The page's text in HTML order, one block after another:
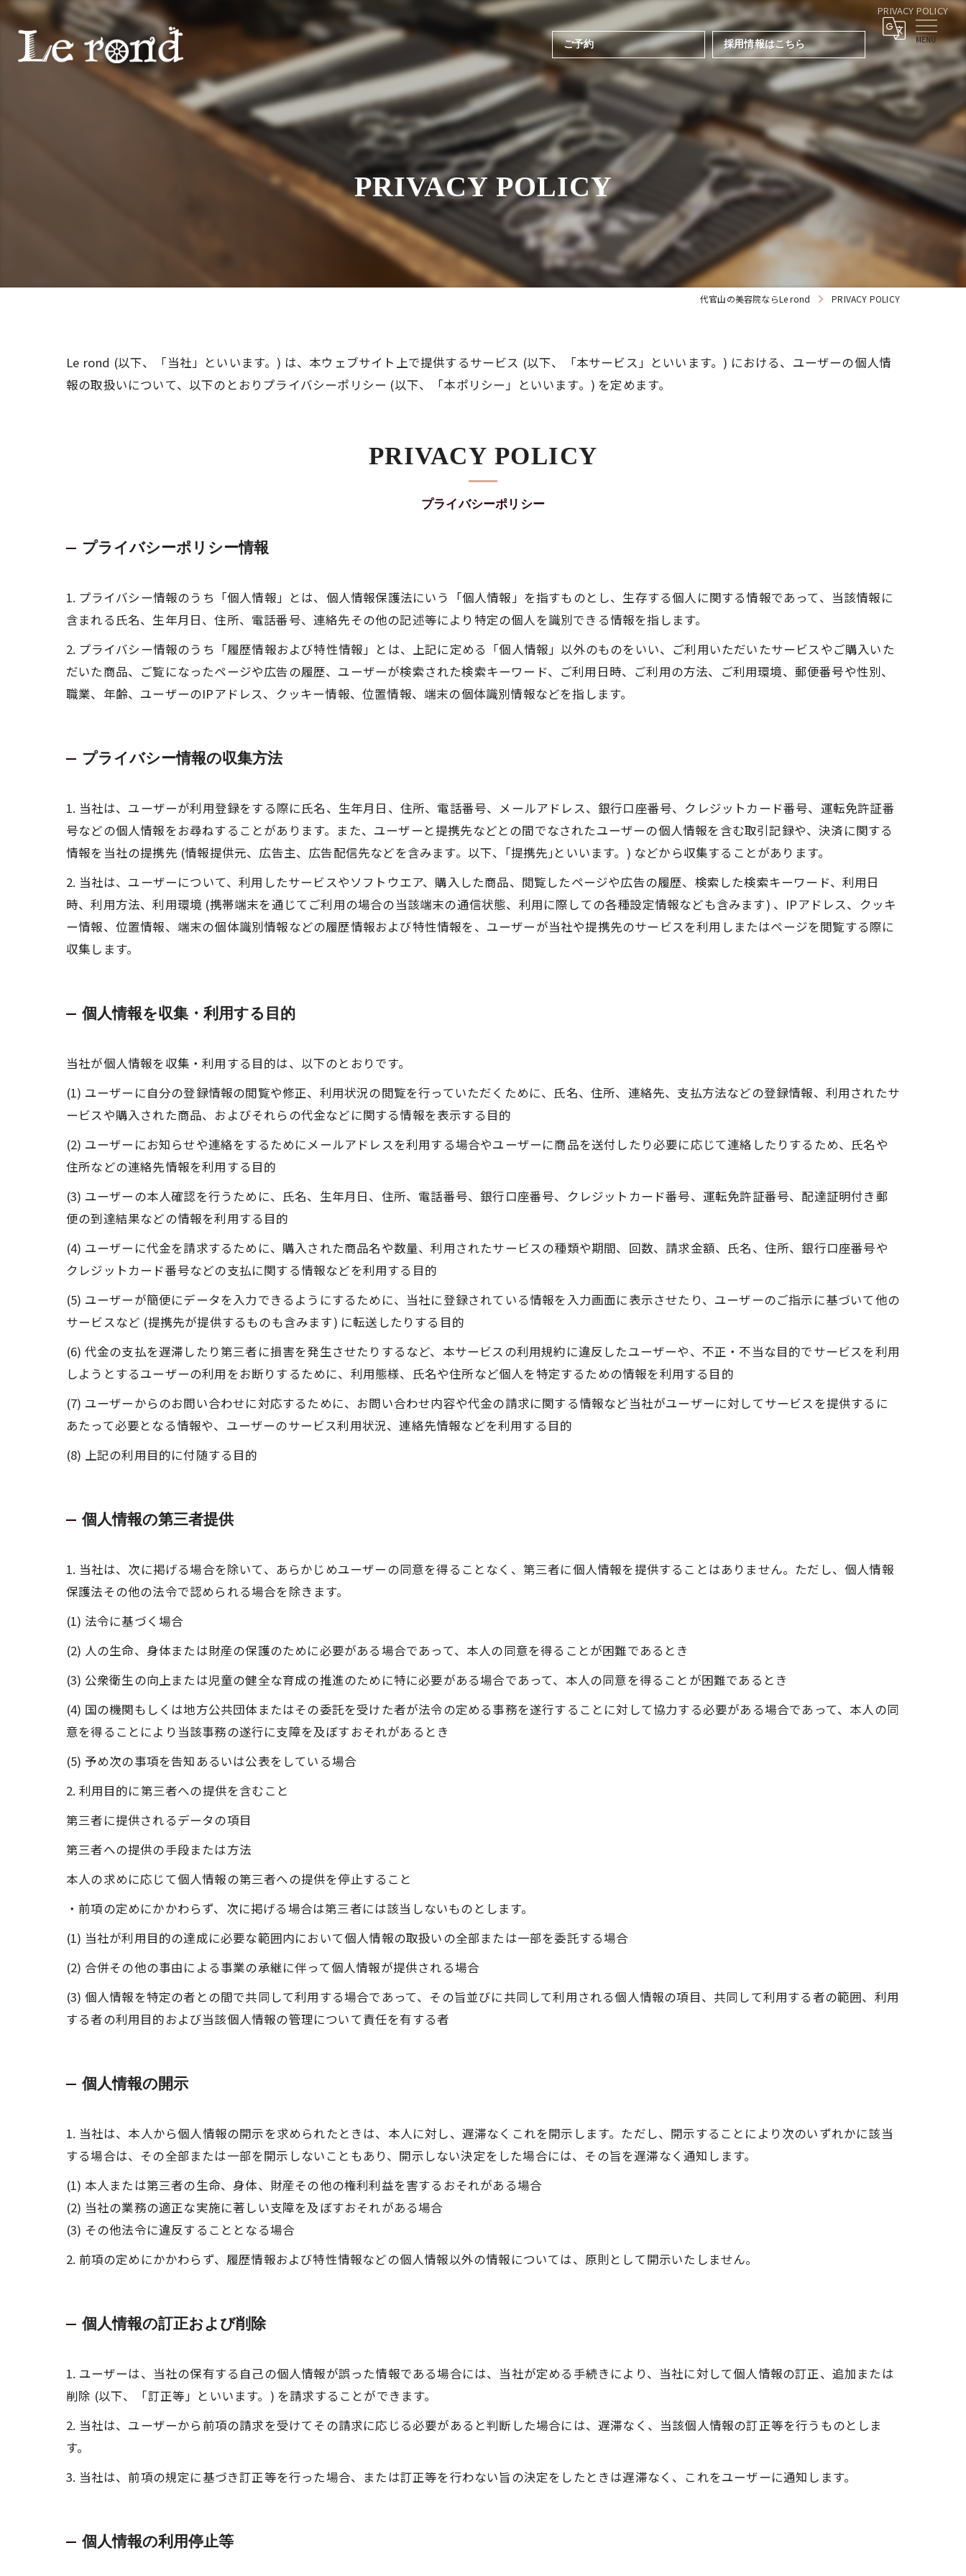
PRIVACY POLICY
ご予約 採用情報はこちら
PRIVACY POLICY
代官山の美容院ならLe rond PRIVACY POLICY
Le rond (以下、「当社」といいます。) は、本ウェブサイト上で提供するサービス (以下、「本サービス」といいます。) における、ユーザーの個人情
報の取扱いについて、以下のとおりプライバシーポリシー (以下、「本ポリシー」といいます。) を定めます。
プライバシーポリシー
PRIVACY POLICY
プライバシーポリシー情報
1. プライバシー情報のうち「個人情報」とは、個人情報保護法にいう「個人情報」を指すものとし、生存する個人に関する情報であって、当該情報に
含まれる氏名、生年月日、住所、電話番号、連絡先その他の記述等により特定の個人を識別できる情報を指します。
2. プライバシー情報のうち「履歴情報および特性情報」とは、上記に定める「個人情報」以外のものをいい、ご利用いただいたサービスやご購入いた
だいた商品、ご覧になったページや広告の履歴、ユーザーが検索された検索キーワード、ご利用日時、ご利用の方法、ご利用環境、郵便番号や性別、
職業、年齢、ユーザーのIPアドレス、クッキー情報、位置情報、端末の個体識別情報などを指します。
プライバシー情報の収集方法
1. 当社は、ユーザーが利用登録をする際に氏名、生年月日、住所、電話番号、メールアドレス、銀行口座番号、クレジットカード番号、運転免許証番
号などの個人情報をお尋ねすることがあります。また、ユーザーと提携先などとの間でなされたユーザーの個人情報を含む取引記録や、決済に関する
情報を当社の提携先 (情報提供元、広告主、広告配信先などを含みます。以下、｢提携先｣といいます。) などから収集することがあります。
2. 当社は、ユーザーについて、利用したサービスやソフトウエア、購入した商品、閲覧したページや広告の履歴、検索した検索キーワード、利用日
時、利用方法、利用環境 (携帯端末を通じてご利用の場合の当該端末の通信状態、利用に際しての各種設定情報なども含みます) 、IPアドレス、クッキ
ー情報、位置情報、端末の個体識別情報などの履歴情報および特性情報を、ユーザーが当社や提携先のサービスを利用しまたはページを閲覧する際に
収集します。
個人情報を収集・利用する目的
当社が個人情報を収集・利用する目的は、以下のとおりです。
(1) ユーザーに自分の登録情報の閲覧や修正、利用状況の閲覧を行っていただくために、氏名、住所、連絡先、支払方法などの登録情報、利用されたサ
ービスや購入された商品、およびそれらの代金などに関する情報を表示する目的
(2) ユーザーにお知らせや連絡をするためにメールアドレスを利用する場合やユーザーに商品を送付したり必要に応じて連絡したりするため、氏名や
住所などの連絡先情報を利用する目的
(3) ユーザーの本人確認を行うために、氏名、生年月日、住所、電話番号、銀行口座番号、クレジットカード番号、運転免許証番号、配達証明付き郵
便の到達結果などの情報を利用する目的
(4) ユーザーに代金を請求するために、購入された商品名や数量、利用されたサービスの種類や期間、回数、請求金額、氏名、住所、銀行口座番号や
クレジットカード番号などの支払に関する情報などを利用する目的
(5) ユーザーが簡便にデータを入力できるようにするために、当社に登録されている情報を入力画面に表示させたり、ユーザーのご指示に基づいて他の
サービスなど (提携先が提供するものも含みます) に転送したりする目的
(6) 代金の支払を遅滞したり第三者に損害を発生させたりするなど、本サービスの利用規約に違反したユーザーや、不正・不当な目的でサービスを利用
しようとするユーザーの利用をお断りするために、利用態様、氏名や住所など個人を特定するための情報を利用する目的
(7) ユーザーからのお問い合わせに対応するために、お問い合わせ内容や代金の請求に関する情報など当社がユーザーに対してサービスを提供するに
あたって必要となる情報や、ユーザーのサービス利用状況、連絡先情報などを利用する目的
(8) 上記の利用目的に付随する目的
個人情報の第三者提供
1. 当社は、次に掲げる場合を除いて、あらかじめユーザーの同意を得ることなく、第三者に個人情報を提供することはありません。ただし、個人情報
保護法その他の法令で認められる場合を除きます。
(1) 法令に基づく場合
(2) 人の生命、身体または財産の保護のために必要がある場合であって、本人の同意を得ることが困難であるとき
(3) 公衆衛生の向上または児童の健全な育成の推進のために特に必要がある場合であって、本人の同意を得ることが困難であるとき
(4) 国の機関もしくは地方公共団体またはその委託を受けた者が法令の定める事務を遂行することに対して協力する必要がある場合であって、本人の同
意を得ることにより当該事務の遂行に支障を及ぼすおそれがあるとき
(5) 予め次の事項を告知あるいは公表をしている場合
2. 利用目的に第三者への提供を含むこと
第三者に提供されるデータの項目
第三者への提供の手段または方法
本人の求めに応じて個人情報の第三者への提供を停止すること
・前項の定めにかかわらず、次に掲げる場合は第三者には該当しないものとします。
(1) 当社が利用目的の達成に必要な範囲内において個人情報の取扱いの全部または一部を委託する場合
(2) 合併その他の事由による事業の承継に伴って個人情報が提供される場合
(3) 個人情報を特定の者との間で共同して利用する場合であって、その旨並びに共同して利用される個人情報の項目、共同して利用する者の範囲、利用
する者の利用目的および当該個人情報の管理について責任を有する者
個人情報の開示
1. 当社は、本人から個人情報の開示を求められたときは、本人に対し、遅滞なくこれを開示します。ただし、開示することにより次のいずれかに該当
する場合は、その全部または一部を開示しないこともあり、開示しない決定をした場合には、その旨を遅滞なく通知します。
(1) 本人または第三者の生命、身体、財産その他の権利利益を害するおそれがある場合
(2) 当社の業務の適正な実施に著しい支障を及ぼすおそれがある場合
(3) その他法令に違反することとなる場合
2. 前項の定めにかかわらず、履歴情報および特性情報などの個人情報以外の情報については、原則として開示いたしません。
個人情報の訂正および削除
1. ユーザーは、当社の保有する自己の個人情報が誤った情報である場合には、当社が定める手続きにより、当社に対して個人情報の訂正、追加または
削除 (以下、「訂正等」といいます。) を請求することができます。
2. 当社は、ユーザーから前項の請求を受けてその請求に応じる必要があると判断した場合には、遅滞なく、当該個人情報の訂正等を行うものとしま
す。
3. 当社は、前項の規定に基づき訂正等を行った場合、または訂正等を行わない旨の決定をしたときは遅滞なく、これをユーザーに通知します。
個人情報の利用停止等